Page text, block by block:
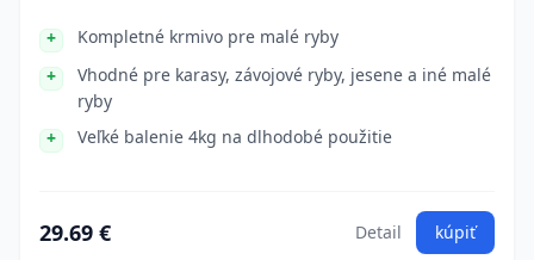
Kompletné krmivo pre malé ryby
Vhodné pre karasy, závojové ryby, jesene a iné malé
ryby
Veľké balenie 4kg na dlhodobé použitie
29.69 € Detail kúpiť